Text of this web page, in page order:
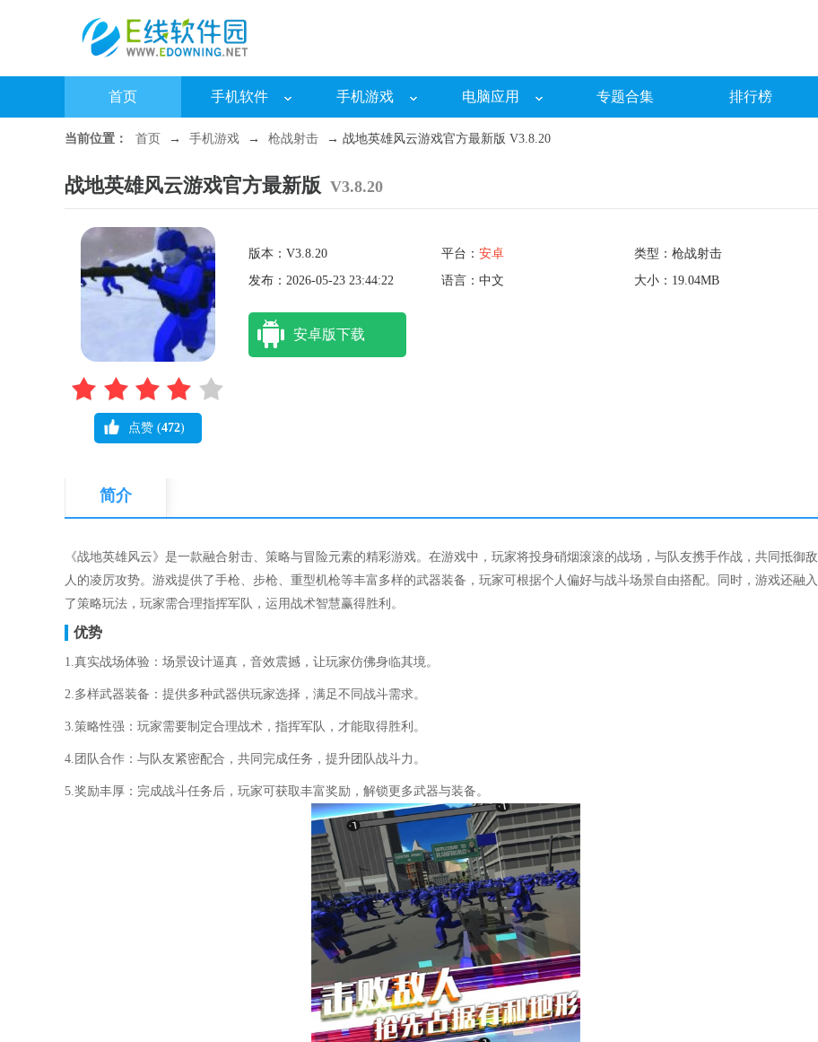
首页 手机软件 手机游戏 电脑应用 专题合集 排行榜
当前位置： 首页 → 手机游戏 → 枪战射击 → 战地英雄风云游戏官方最新版 V3.8.20
战地英雄风云游戏官方最新版 V3.8.20
点赞 (472)
版本：V3.8.20 平台： 安卓
类型：枪战射击
发布：2026-05-23 23:44:22
语言：中文 大小：19.04MB
安卓版下载
简介
《战地英雄风云》是一款融合射击、策略与冒险元素的精彩游戏。在游戏中，玩家将投身硝烟滚滚的战场，与队友携手作战，共同抵御敌
人的凌厉攻势。游戏提供了手枪、步枪、重型机枪等丰富多样的武器装备，玩家可根据个人偏好与战斗场景自由搭配。同时，游戏还融入
了策略玩法，玩家需合理指挥军队，运用战术智慧赢得胜利。
优势
1.真实战场体验：场景设计逼真，音效震撼，让玩家仿佛身临其境。
2.多样武器装备：提供多种武器供玩家选择，满足不同战斗需求。
3.策略性强：玩家需要制定合理战术，指挥军队，才能取得胜利。
4.团队合作：与队友紧密配合，共同完成任务，提升团队战斗力。
5.奖励丰厚：完成战斗任务后，玩家可获取丰富奖励，解锁更多武器与装备。